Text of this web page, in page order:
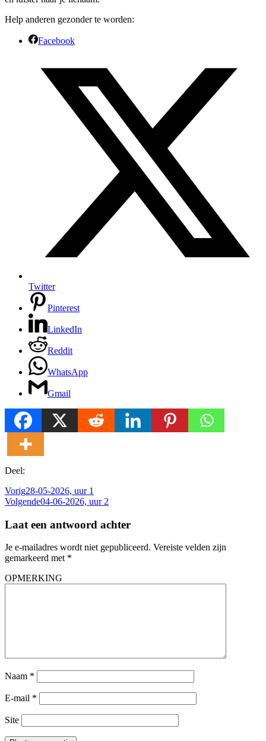
Help anderen gezonder te worden:
Facebook
Twitter
Pinterest
LinkedIn
Reddit
WhatsApp
Gmail
Deel:
Vorig28-05-2026, uur 1
Volgende04-06-2026, uur 2
Laat een antwoord achter
Je e-mailadres wordt niet gepubliceerd. Vereiste velden zijn
gemarkeerd met *
OPMERKING
Naam *
E-mail *
Site